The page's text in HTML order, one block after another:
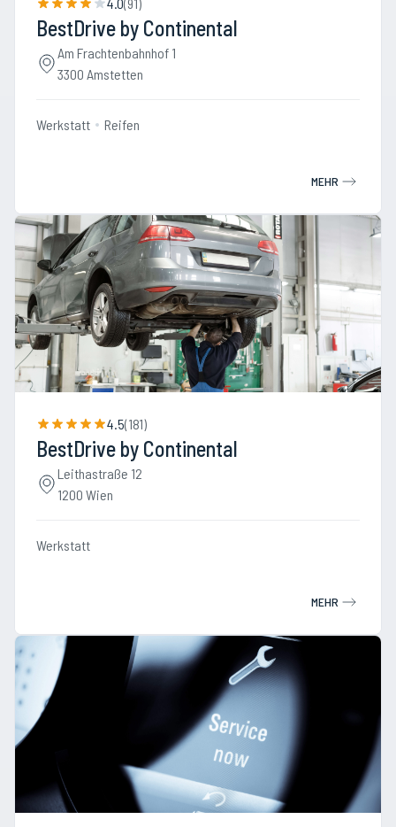
BestDrive by Continental
Am Frachtenbahnhof 1
3300 Amstetten
Werkstatt Reifen
MEHR
4.5(181)
BestDrive by Continental
Leithastraße 12
1200 Wien
Werkstatt
MEHR